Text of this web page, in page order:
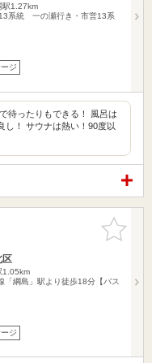
駅1.27km
系統 一の瀬行き・市営13系
ジ
待ったりもできる！ 風呂は
し！ サウナは熱い！90度以
お気に入
りに追加
区
1.05km
「綱島」駅より徒歩18分【バス
ジ